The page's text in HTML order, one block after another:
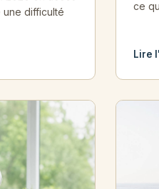
une difficulté
ce
Lire